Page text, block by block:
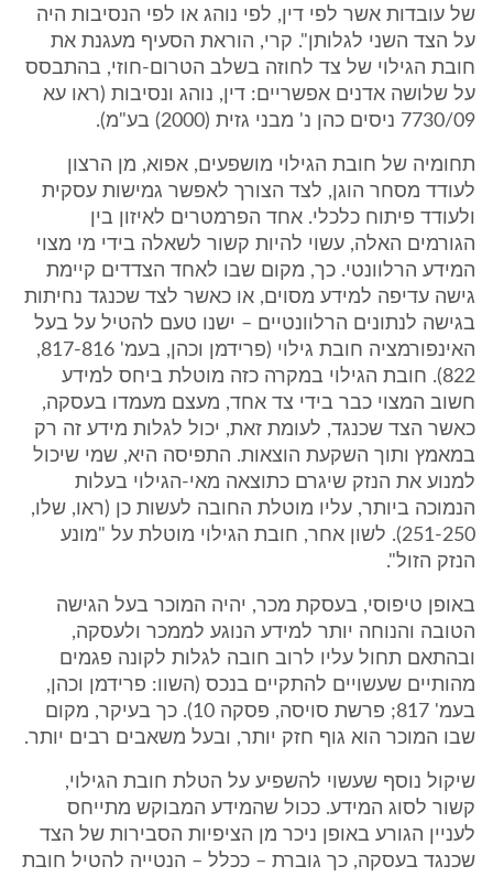
של עובדות אשר לפי דין, לפי נוהג או לפי הנסיבות היה
על הצד השני לגלותן". קרי, הוראת הסעיף מעגנת את
חובת הגילוי של צד לחוזה בשלב הטרום-חוזי, בהתבסס
על שלושה אדנים אפשריים: דין, נוהג ונסיבות (ראו עא
7730/09 ניסים כהן נ' מבני גזית (2000) בע"מ).
תחומיה של חובת הגילוי מושפעים, אפוא, מן הרצון
לעודד מסחר הוגן, לצד הצורך לאפשר גמישות עסקית
ולעודד פיתוח כלכלי. אחד הפרמטרים לאיזון בין
הגורמים האלה, עשוי להיות קשור לשאלה בידי מי מצוי
המידע הרלוונטי. כך, מקום שבו לאחד הצדדים קיימת
גישה עדיפה למידע מסוים, או כאשר לצד שכנגד נחיתות
בגישה לנתונים הרלוונטיים – ישנו טעם להטיל על בעל
האינפורמציה חובת גילוי (פרידמן וכהן, בעמ' 817-816,
822). חובת הגילוי במקרה כזה מוטלת ביחס למידע
חשוב המצוי כבר בידי צד אחד, מעצם מעמדו בעסקה,
כאשר הצד שכנגד, לעומת זאת, יכול לגלות מידע זה רק
במאמץ ותוך השקעת הוצאות. התפיסה היא, שמי שיכול
למנוע את הנזק שיגרם כתוצאה מאי-הגילוי בעלות
הנמוכה ביותר, עליו מוטלת החובה לעשות כן (ראו, שלו,
251-250). לשון אחר, חובת הגילוי מוטלת על "מונע
הנזק הזול".
באופן טיפוסי, בעסקת מכר, יהיה המוכר בעל הגישה
הטובה והנוחה יותר למידע הנוגע לממכר ולעסקה,
ובהתאם תחול עליו לרוב חובה לגלות לקונה פגמים
מהותיים שעשויים להתקיים בנכס (השוו: פרידמן וכהן,
בעמ' 817; פרשת סויסה, פסקה 10). כך בעיקר, מקום
שבו המוכר הוא גוף חזק יותר, ובעל משאבים רבים יותר.
שיקול נוסף שעשוי להשפיע על הטלת חובת הגילוי,
קשור לסוג המידע. ככול שהמידע המבוקש מתייחס
לעניין הגורע באופן ניכר מן הציפיות הסבירות של הצד
שכנגד בעסקה, כך גוברת – ככלל – הנטייה להטיל חובת